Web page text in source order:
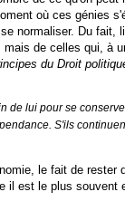
où ces génies
normaliser. Du
de celles qui, à
du Droit
de lui pour se
S'ils
le fait de rester
il est le plus souvent